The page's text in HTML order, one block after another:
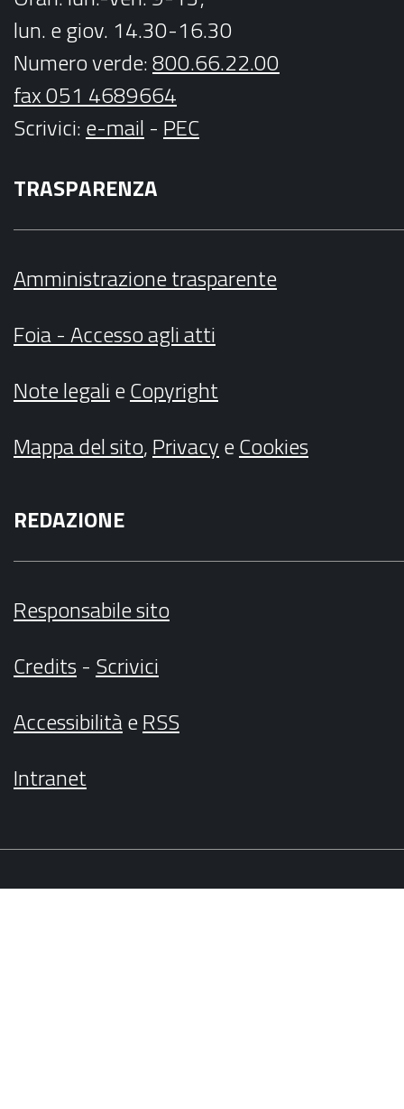
lun. e giov. 14.30-16.30
Numero verde:800.66.22.00
fax 051 4689664
Scrivici:e-mail - PEC
TRASPARENZA
Amministrazione trasparente
Foia - Accesso agli atti
Note legalieCopyright
Mappa del sito,PrivacyeCookies
REDAZIONE
Responsabile sito
Credits- Scrivici
AccessibilitàeRSS
Intranet